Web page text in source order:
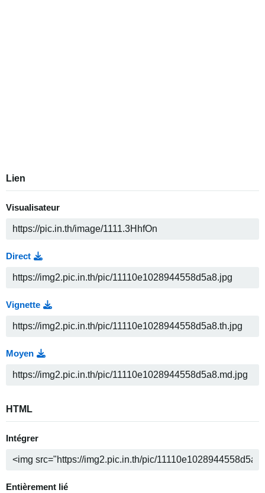
Lien
Visualisateur
Direct
Vignette
Moyen
HTML
Intégrer
Entièrement lié